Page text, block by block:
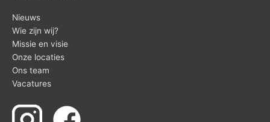
Nieuws
Wie zijn wij?
Missie en visie
Onze locaties
Ons team
Vacatures